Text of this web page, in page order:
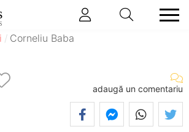
Corneliu Baba
adaugă un comentariu